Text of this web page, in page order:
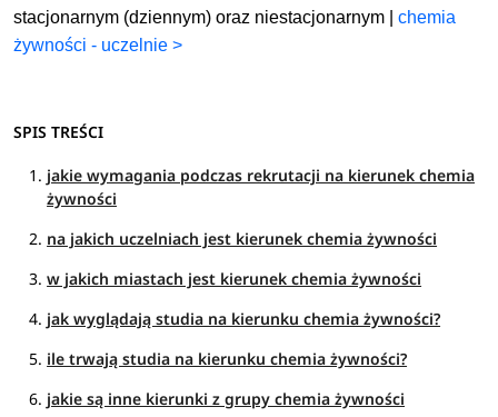
stacjonarnym (dziennym) oraz niestacjonarnym |chemia
żywności - uczelnie >
SPIS TREŚCI
jakie wymagania podczas rekrutacji na kierunek chemia
żywności
na jakich uczelniach jest kierunek chemia żywności
w jakich miastach jest kierunek chemia żywności
jak wyglądają studia na kierunku chemia żywności?
ile trwają studia na kierunku chemia żywności?
jakie są inne kierunki z grupy chemia żywności